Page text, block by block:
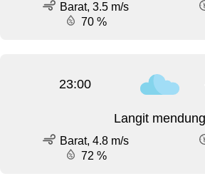
Barat, 3.5 m/s
70 %
23:00
Langit mendung
Barat, 4.8 m/s
72 %